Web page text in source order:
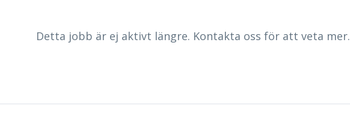
Detta jobb är ej aktivt längre. Kontakta oss för att veta mer.